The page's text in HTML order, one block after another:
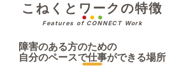
こねくとワークの特徴
Features of CONNECT Work
障害のある方のための
自分のペースで仕事ができる場所